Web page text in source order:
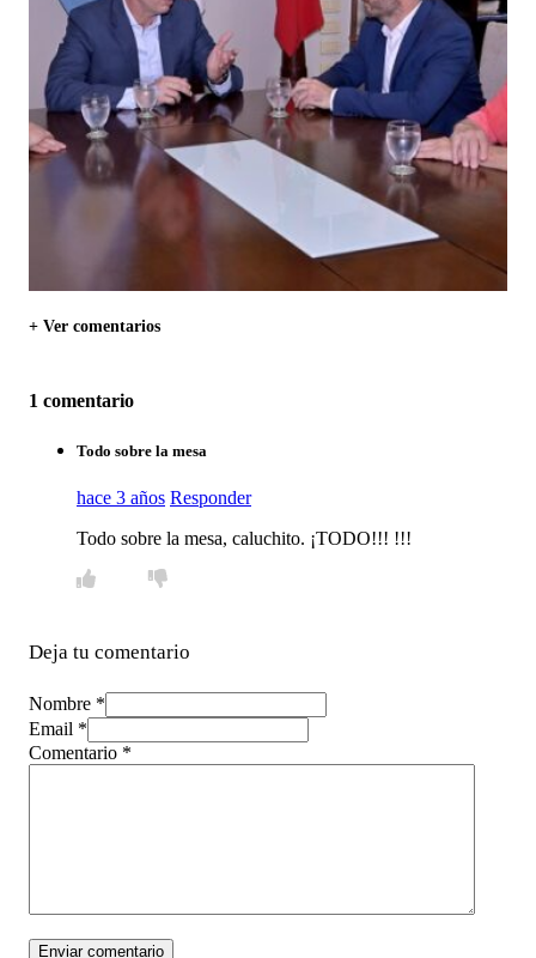
+ Ver comentarios
1 comentario
Todo sobre la mesa
hace 3 años Responder
Todo sobre la mesa, caluchito. ¡TODO!!! !!!
Deja tu comentario
Nombre *
Email *
Comentario *